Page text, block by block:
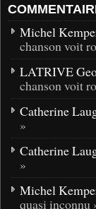
Michel
chanson voit
LATRIVE
chanson voit
Catherine
»
Catherine
»
Michel
quasi inconnu